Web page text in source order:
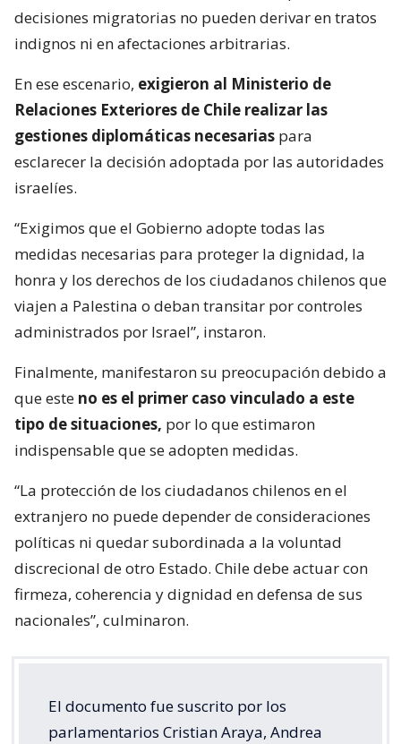
decisiones migratorias no pueden derivar en tratos
indignos ni en afectaciones arbitrarias.
En ese escenario, exigieron al Ministerio de
Relaciones Exteriores de Chile realizar las
gestiones diplomáticas necesarias para
esclarecer la decisión adoptada por las autoridades
israelíes.
“Exigimos que el Gobierno adopte todas las
medidas necesarias para proteger la dignidad, la
honra y los derechos de los ciudadanos chilenos que
viajen a Palestina o deban transitar por controles
administrados por Israel”, instaron.
Finalmente, manifestaron su preocupación debido a
que este no es el primer caso vinculado a este
tipo de situaciones, por lo que estimaron
indispensable que se adopten medidas.
“La protección de los ciudadanos chilenos en el
extranjero no puede depender de consideraciones
políticas ni quedar subordinada a la voluntad
discrecional de otro Estado. Chile debe actuar con
firmeza, coherencia y dignidad en defensa de sus
nacionales”, culminaron.
El documento fue suscrito por los
parlamentarios Cristian Araya, Andrea